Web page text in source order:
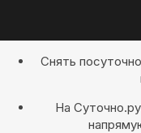
Снять
На